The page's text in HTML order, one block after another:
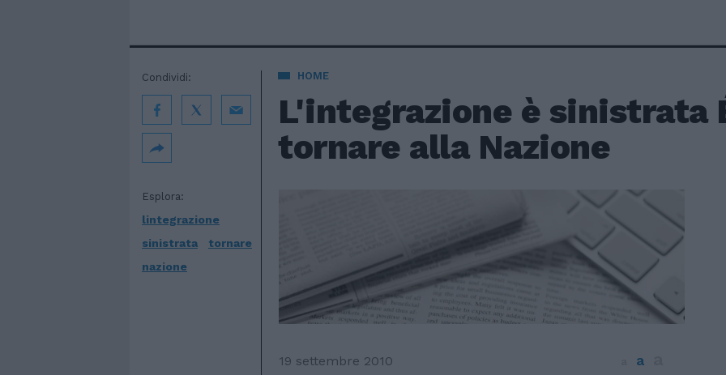
HOME
L'integrazione è sinistrata
tornare alla Nazione
Esplora:
lintegrazione
sinistrata
tornare
nazione
Condividi:
19 settembre 2010 a